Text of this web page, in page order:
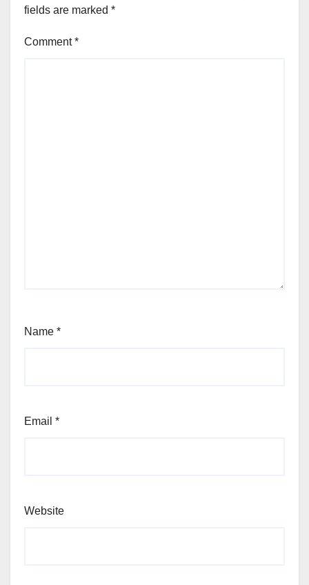
fields are marked *
Comment*
Name *
Email *
Website